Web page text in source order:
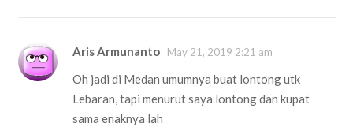
Aris Armunanto May 21, 2019 2:21 am
Oh jadi di Medan umumnya buat lontong utk
Lebaran, tapi menurut saya lontong dan kupat
sama enaknya lah